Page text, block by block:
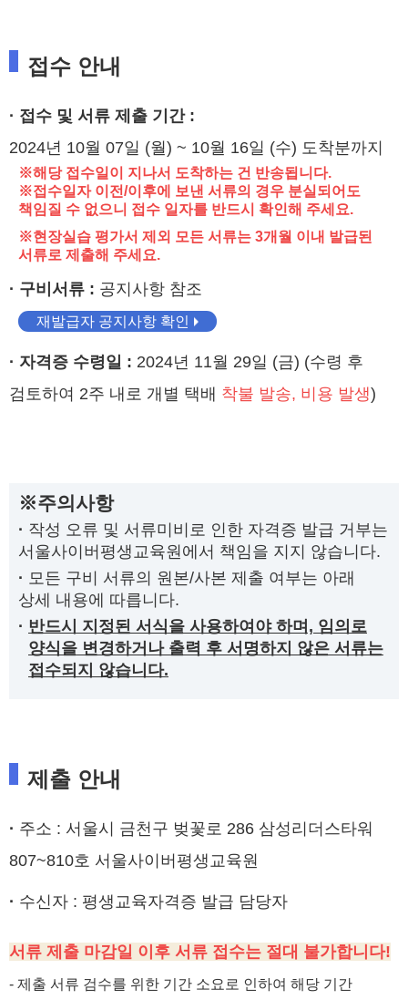
접수 안내
· 접수 및 서류 제출 기간 :
2024년 10월 07일 (월) ~ 10월 16일 (수) 도착분까지
※해당 접수일이 지나서 도착하는 건 반송됩니다.
※접수일자 이전/이후에 보낸 서류의 경우 분실되어도
책임질 수 없으니 접수 일자를 반드시 확인해 주세요.
※현장실습 평가서 제외 모든 서류는 3개월 이내 발급된
서류로 제출해 주세요.
· 구비서류 : 공지사항 참조
재발급자 공지사항 확인
· 자격증 수령일 : 2024년 11월 29일 (금) (수령 후
검토하여 2주 내로 개별 택배 착불 발송, 비용 발생)
※주의사항
· 작성 오류 및 서류미비로 인한 자격증 발급 거부는
서울사이버평생교육원에서 책임을 지지 않습니다.
· 모든 구비 서류의 원본/사본 제출 여부는 아래
상세 내용에 따릅니다.
· 반드시 지정된 서식을 사용하여야 하며, 임의로
양식을 변경하거나 출력 후 서명하지 않은 서류는
접수되지 않습니다.
제출 안내
· 주소 : 서울시 금천구 벚꽃로 286 삼성리더스타워
807~810호 서울사이버평생교육원
· 수신자 : 평생교육자격증 발급 담당자
서류 제출 마감일 이후 서류 접수는 절대 불가합니다!
- 제출 서류 검수를 위한 기간 소요로 인하여 해당 기간